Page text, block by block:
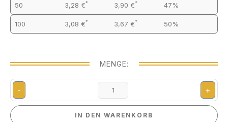
50 3,28 €* 3,90 €* 47%
100 3,08 €* 3,67 €* 50%
MENGE:
- +
IN DEN WARENKORB
IN DEN WARENKORB